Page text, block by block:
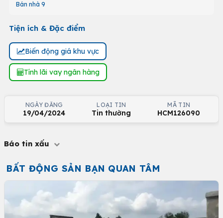
Bán nhà 9
Tiện ích & Đặc điểm
Biến động giá khu vực
Tính lãi vay ngân hàng
NGÀY ĐĂNG
19/04/2024
LOẠI TIN
Tin thường
MÃ TIN
HCM126090
Báo tin xấu
BẤT ĐỘNG SẢN BẠN QUAN TÂM